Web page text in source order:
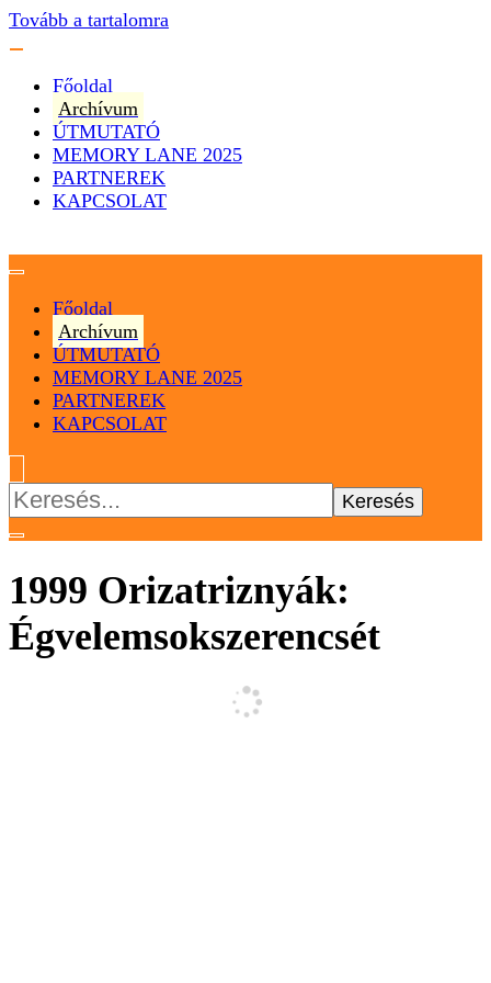
Tovább a tartalomra
Főoldal
Archívum
ÚTMUTATÓ
MEMORY LANE 2025
PARTNEREK
KAPCSOLAT
Magyar Hip Hop Archívum
Magyarország
Főoldal
Archívum
ÚTMUTATÓ
MEMORY LANE 2025
PARTNEREK
KAPCSOLAT
Keresés:
1999 Orizatriznyák:
Égvelemsokszerencsét